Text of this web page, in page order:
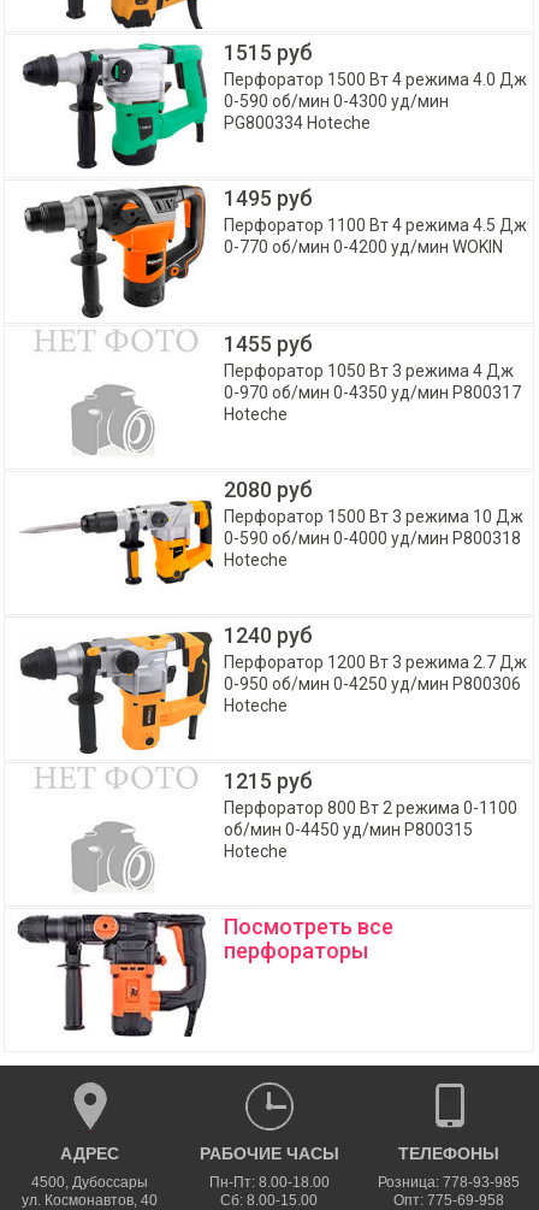
1515 руб
Перфоратор 1500 Вт 4 режима 4.0 Дж
0-590 об/мин 0-4300 уд/мин
PG800334 Hoteche
1495 руб
Перфоратор 1100 Вт 4 режима 4.5 Дж
0-770 об/мин 0-4200 уд/мин WOKIN
1455 руб
Перфоратор 1050 Вт 3 режима 4 Дж
0-970 об/мин 0-4350 уд/мин P800317
Hoteche
2080 руб
Перфоратор 1500 Вт 3 режима 10 Дж
0-590 об/мин 0-4000 уд/мин P800318
Hoteche
1240 руб
Перфоратор 1200 Вт 3 режима 2.7 Дж
0-950 об/мин 0-4250 уд/мин P800306
Hoteche
1215 руб
Перфоратор 800 Вт 2 режима 0-1100
об/мин 0-4450 уд/мин P800315
Hoteche
Посмотреть все
перфораторы
АДРЕС
4500,Дубоссары
ул. Космонавтов, 40
РАБОЧИЕ ЧАСЫ
Пн-Пт: 8.00-18.00
Сб: 8.00-15.00
ТЕЛЕФОНЫ
Розница: 778-93-985
Опт: 775-69-958